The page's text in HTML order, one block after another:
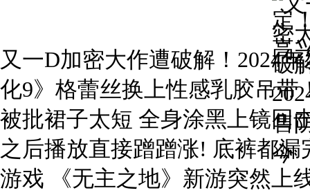
又一D加密大作遭破解！2024
化9》格蕾丝换上性感乳胶吊
被批裙子太短 全身涂黑上镜回
之后播放直接蹭蹭涨! 底裤都
游戏 《无主之地》新游突然上